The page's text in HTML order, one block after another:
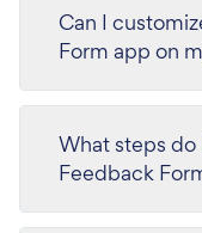
Can I
Form app on
What steps
Feedback